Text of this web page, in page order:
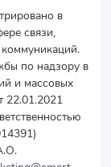
в
связи,
по надзору в
и массовых